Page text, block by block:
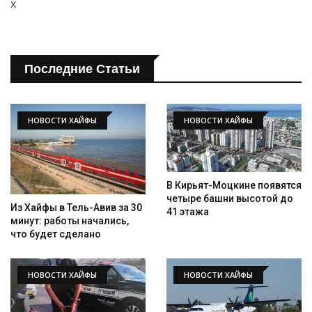
x
Последние Статьи
НОВОСТИ ХАЙФЫ
Из Хайфы в Тель-Авив за 30
минут: работы начались,
что будет сделано
НОВОСТИ ХАЙФЫ
В Кирьят-Моцкине появятся
четыре башни высотой до
41 этажа
НОВОСТИ ХАЙФЫ НОВОСТИ ХАЙФЫ